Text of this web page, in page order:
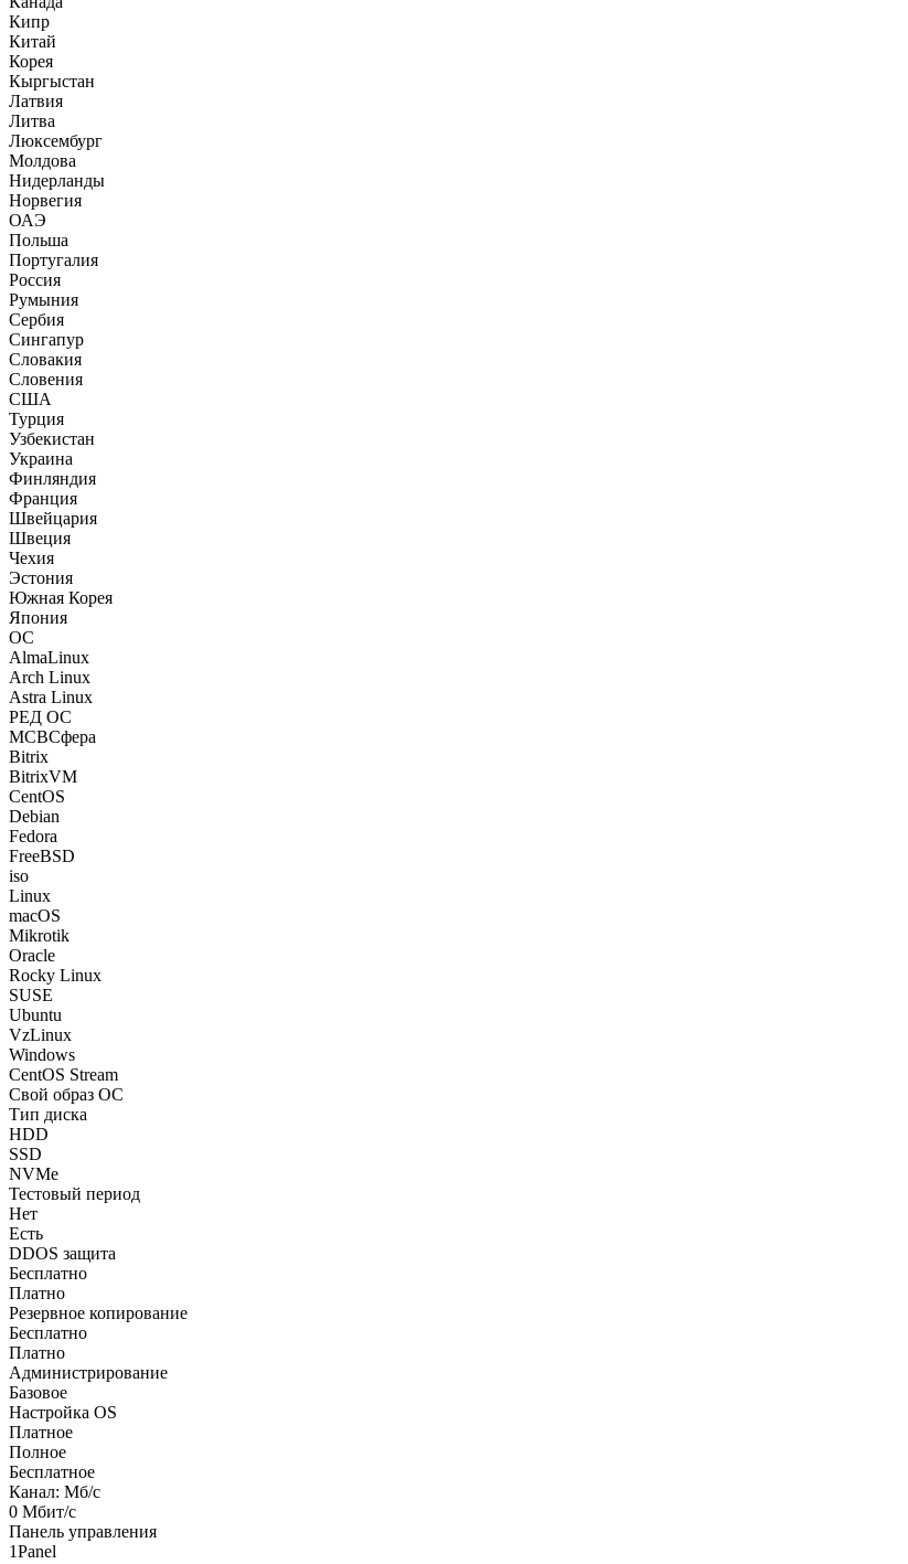
Кипр
Китай
Корея
Кыргыстан
Латвия
Литва
Люксембург
Молдова
Нидерланды
Норвегия
ОАЭ
Польша
Португалия
Россия
Румыния
Сербия
Сингапур
Словакия
Словения
США
Турция
Узбекистан
Украина
Финляндия
Франция
Швейцария
Швеция
Чехия
Эстония
Южная Корея
Япония
ОС
AlmaLinux
Arch Linux
Astra Linux
РЕД ОС
МСВСфера
Bitrix
BitrixVM
CentOS
Debian
Fedora
FreeBSD
iso
Linux
macOS
Mikrotik
Oracle
Rocky Linux
SUSE
Ubuntu
VzLinux
Windows
CentOS Stream
Свой образ ОС
Тип диска
HDD
SSD
NVMe
Тестовый период
Нет
Есть
DDOS защита
Бесплатно
Платно
Резервное копирование
Бесплатно
Платно
Администрирование
Базовое
Настройка OS
Платное
Полное
Бесплатное
Канал: Мб/с
0 Мбит/с
Панель управления
1Panel